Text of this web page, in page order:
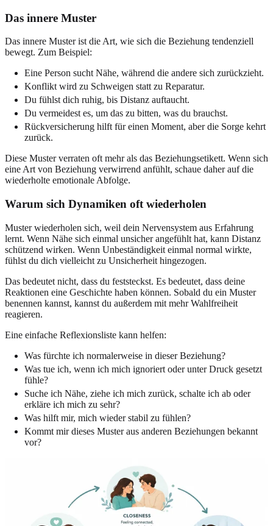
Das innere Muster
Das innere Muster ist die Art, wie sich die Beziehung tendenziell
bewegt. Zum Beispiel:
Eine Person sucht Nähe, während die andere sich zurückzieht.
Konflikt wird zu Schweigen statt zu Reparatur.
Du fühlst dich ruhig, bis Distanz auftaucht.
Du vermeidest es, um das zu bitten, was du brauchst.
Rückversicherung hilft für einen Moment, aber die Sorge kehrt
zurück.
Diese Muster verraten oft mehr als das Beziehungsetikett. Wenn sich
eine Art von Beziehung verwirrend anfühlt, schaue daher auf die
wiederholte emotionale Abfolge.
Warum sich Dynamiken oft wiederholen
Muster wiederholen sich, weil dein Nervensystem aus Erfahrung
lernt. Wenn Nähe sich einmal unsicher angefühlt hat, kann Distanz
schützend wirken. Wenn Unbeständigkeit einmal normal wirkte,
fühlst du dich vielleicht zu Unsicherheit hingezogen.
Das bedeutet nicht, dass du feststeckst. Es bedeutet, dass deine
Reaktionen eine Geschichte haben können. Sobald du ein Muster
benennen kannst, kannst du außerdem mit mehr Wahlfreiheit
reagieren.
Eine einfache Reflexionsliste kann helfen:
Was fürchte ich normalerweise in dieser Beziehung?
Was tue ich, wenn ich mich ignoriert oder unter Druck gesetzt
fühle?
Suche ich Nähe, ziehe ich mich zurück, schalte ich ab oder
erkläre ich mich zu sehr?
Was hilft mir, mich wieder stabil zu fühlen?
Kommt mir dieses Muster aus anderen Beziehungen bekannt
vor?